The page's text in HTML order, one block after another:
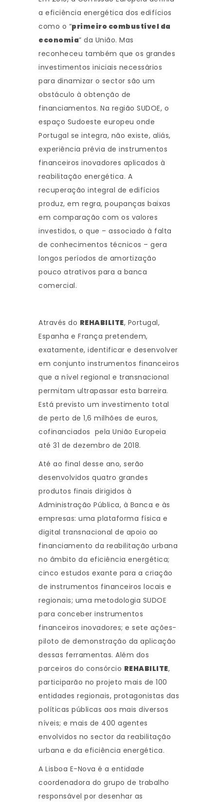
a eficiência energética dos edifícios
como o “primeiro combustível da
economia” da União. Mas
reconheceu também que os grandes
investimentos iniciais necessários
para dinamizar o sector são um
obstáculo à obtenção de
financiamentos. Na região SUDOE, o
espaço Sudoeste europeu onde
Portugal se integra, não existe, aliás,
experiência prévia de instrumentos
financeiros inovadores aplicados à
reabilitação energética. A
recuperação integral de edifícios
produz, em regra, poupanças baixas
em comparação com os valores
investidos, o que – associado à falta
de conhecimentos técnicos – gera
longos períodos de amortização
pouco atrativos para a banca
comercial.
Através do REHABILITE, Portugal,
Espanha e França pretendem,
exatamente, identificar e desenvolver
em conjunto instrumentos financeiros
que a nível regional e transnacional
permitam ultrapassar esta barreira.
Está previsto um investimento total
de perto de 1,6 milhões de euros,
cofinanciados pela União Europeia
até 31 de dezembro de 2018.
Até ao final desse ano, serão
desenvolvidos quatro grandes
produtos finais dirigidos à
Administração Pública, à Banca e às
empresas: uma plataforma física e
digital transnacional de apoio ao
financiamento da reabilitação urbana
no âmbito da eficiência energética;
cinco estudos exante para a criação
de instrumentos financeiros locais e
regionais; uma metodologia SUDOE
para conceber instrumentos
financeiros inovadores; e sete ações-
piloto de demonstração da aplicação
dessas ferramentas. Além dos
parceiros do consórcio REHABILITE,
participarão no projeto mais de 100
entidades regionais, protagonistas das
políticas públicas aos mais diversos
níveis; e mais de 400 agentes
envolvidos no sector da reabilitação
urbana e da eficiência energética.
A Lisboa E-Nova é a entidade
coordenadora do grupo de trabalho
responsável por desenhar as